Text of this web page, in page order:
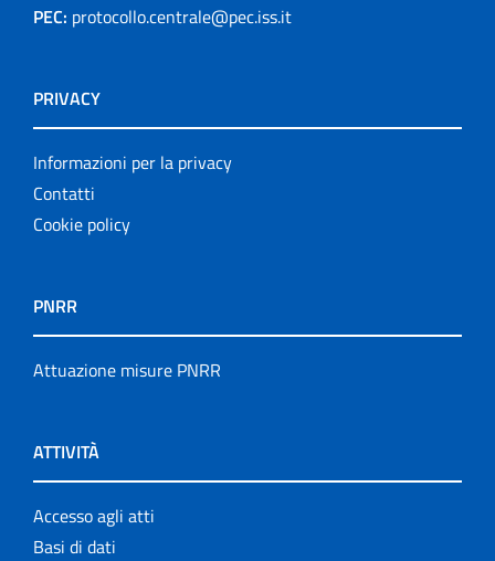
PEC: protocollo.centrale@pec.iss.it
PRIVACY
Informazioni per la privacy
Contatti
Cookie policy
PNRR
Attuazione misure PNRR
ATTIVITÀ
Accesso agli atti
Basi di dati